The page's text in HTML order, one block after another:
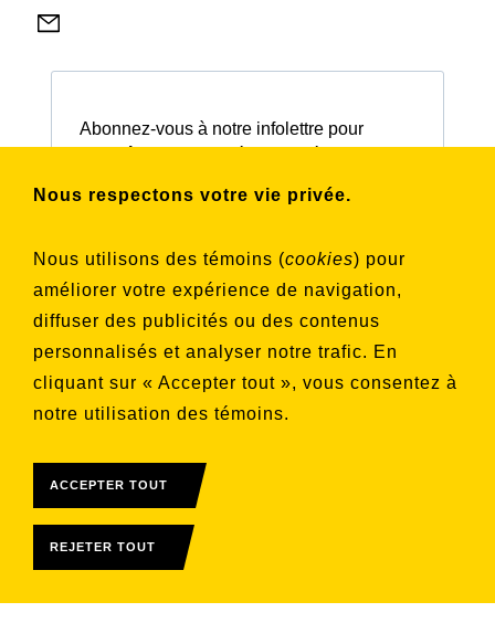
Nous respectons votre vie privée.
Nous utilisons des témoins (cookies) pour
améliorer votre expérience de navigation,
diffuser des publicités ou des contenus
personnalisés et analyser notre trafic. En
cliquant sur « Accepter tout », vous consentez à
notre utilisation des témoins.
ACCEPTER TOUT
REJETER TOUT
Abonnez-vous à notre infolettre pour
souhaitez vous inscrire
Aucune liste sélectionnée
S'INSCRIRE